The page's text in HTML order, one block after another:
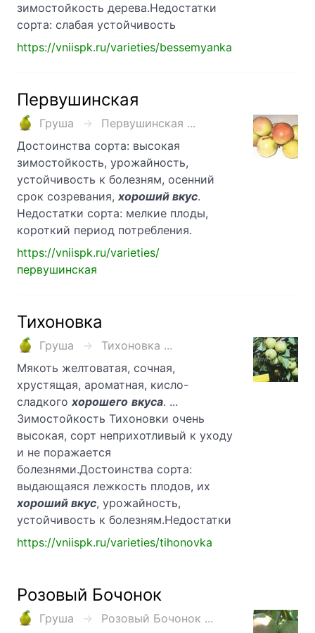
зимостойкость дерева.Недостатки
сорта: слабая устойчивость
https://vniispk.ru/varieties/bessemyanka
Первушинская
Груша
Первушинская ...
Достоинства сорта: высокая
зимостойкость, урожайность,
устойчивость к болезням, осенний
срок созревания, хороший вкус.
Недостатки сорта: мелкие плоды,
короткий период потребления.
https://vniispk.ru/varieties/
первушинская
Тихоновка
Груша
Тихоновка ...
Мякоть желтоватая, сочная,
хрустящая, ароматная, кисло-
сладкого хорошего вкуса. ...
Зимостойкость Тихоновки очень
высокая, сорт неприхотливый к уходу
и не поражается
болезнями.Достоинства сорта:
выдающаяся лежкость плодов, их
хороший вкус, урожайность,
устойчивость к болезням.Недостатки
https://vniispk.ru/varieties/tihonovka
Розовый Бочонок
Груша
Розовый Бочонок ...